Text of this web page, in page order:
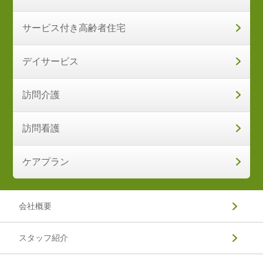
サービス付き高齢者住宅
デイサービス
訪問介護
訪問看護
ケアプラン
会社概要
スタッフ紹介